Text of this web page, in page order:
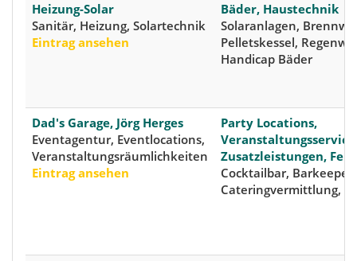
Heizung-Solar
Sanitär, Heizung, Solartechnik
Eintrag ansehen
Bäder, Haustechnik
Solaranlagen,
Pelletskessel,
Handicap Bäder
Dad's Garage, Jörg Herges
Eventagentur, Eventlocations,
Veranstaltungsräumlichkeiten
Eintrag ansehen
Party Locations,
Zusatzleistungen,
Cocktailbar, Barkeeper,
Cateringvermittlung,